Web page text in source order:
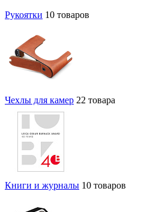
Рукоятки 10 товаров
Чехлы для камер 22 товара
Книги и журналы 10 товаров